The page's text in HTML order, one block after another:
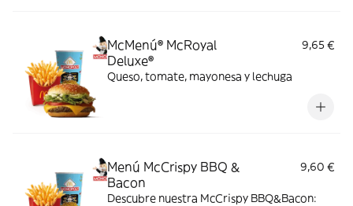
McMenú® McRoyal
Deluxe®
9,65 €
Queso, tomate, mayonesa y lechuga
Menú McCrispy BBQ &
Bacon
9,60 €
Descubre nuestra McCrispy BBQ&Bacon: